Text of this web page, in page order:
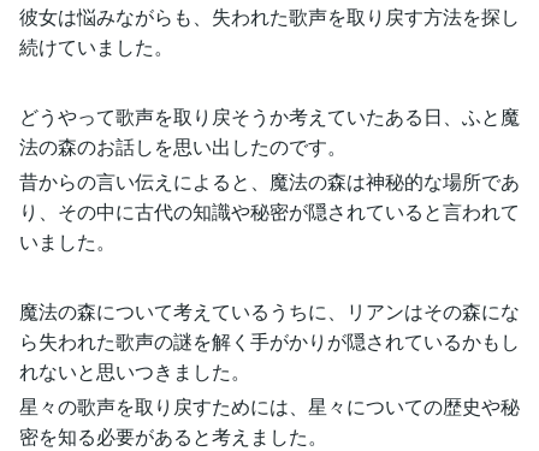
彼女は悩みながらも、失われた歌声を取り戻す方法を探し
続けていました。
どうやって歌声を取り戻そうか考えていたある日、ふと魔
法の森のお話しを思い出したのです。
昔からの言い伝えによると、魔法の森は神秘的な場所であ
り、その中に古代の知識や秘密が隠されていると言われて
いました。
魔法の森について考えているうちに、リアンはその森にな
ら失われた歌声の謎を解く手がかりが隠されているかもし
れないと思いつきました。
星々の歌声を取り戻すためには、星々についての歴史や秘
密を知る必要があると考えました。